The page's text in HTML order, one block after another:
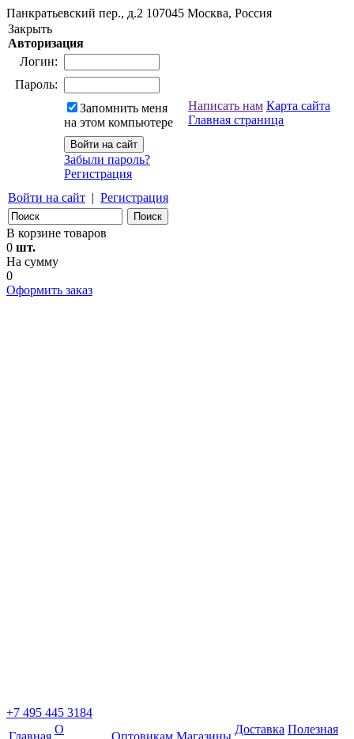
Панкратьевский пер., д.2 107045 Москва, Россия
Закрыть
Авторизация
Логин:
Пароль:
Запомнить меня
на этом компьютере
Забыли пароль?
Регистрация
Войти на сайт | Регистрация
Написать нам Карта сайта
Главная страница
В корзине товаров
0 шт.
На сумму
0
Оформить заказ
+7 495 445 3184
Главная
О
Оптовикам Магазины
Доставка Полезная